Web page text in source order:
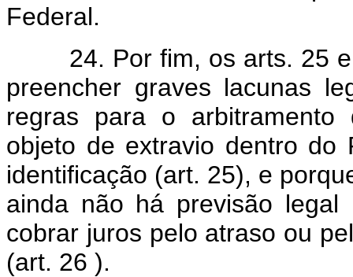
Federal.
24. Por fim, os arts. 25 e
preencher graves lacunas
regras para o arbitramento
objeto de extravio dentro do
identificação (art. 25), e
ainda não há previsão
cobrar juros pelo atraso ou
(art. 26 ).